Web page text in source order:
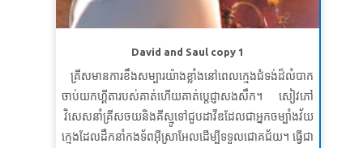
អ្នកសាងសង់បានបន្តការងាររបស់ពួកគេ
មេរៀនទី៣៖ អំណររបស់ព្រះអម្ចាស់
សេចក្តីពិតវិសេស៖ព្រះផ្តល់ឱ្យខ្ញុំមានអំណរនៅពេលខ្ញុំដើរតាម
ទ្រង់។
ខគម្ពីរវិសេស៖“ អំណររបស់ព្រះអម្ចាស់គឺជាកម្លាំងរបស់អ្នក!”
David and Saul copy 1
គ្រីសមានការខឹងសម្បារយ៉ាងខ្លាំងនៅពេលក្មេងជំទង់ដ៏លំបាក
ចាប់យកហ្គីតារបស់គាត់ហើយគាត់ប្តេជ្ញាសងសឹក។ សៀវភៅ
វិសេសនាំគ្រីសចយនិងគីស្មូទៅជួបដាវីឌដែលជាអ្នកចម្បាំងវ័យ
ក្មេងដែលដឹកនាំកងទ័ពអ៊ីស្រាអែលដើម្បីទទួលជោគជ័យ។ ធ្វើជា